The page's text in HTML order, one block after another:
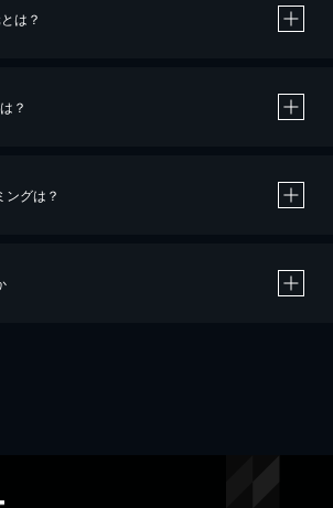
は？
クレジットカード決済による作品の購入 / レンタルです。
よる作品の購入 / レンタルは、20％のポイント還元です。
？
ングは？